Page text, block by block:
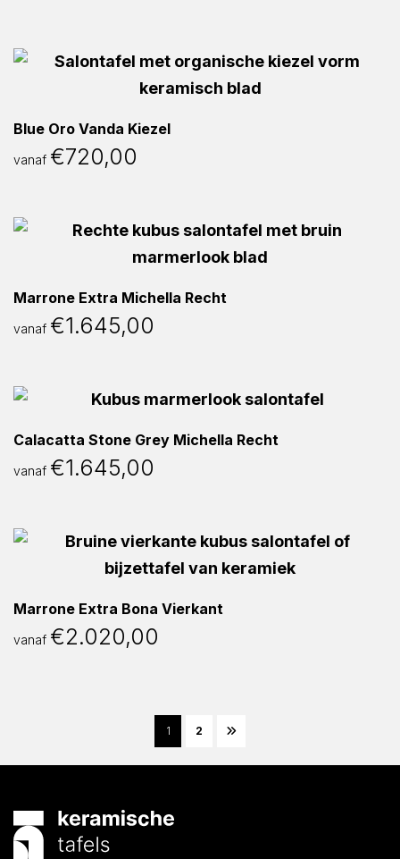
Blue Oro Vanda Kiezel
vanaf €720,00
Marrone Extra Michella Recht
vanaf €1.645,00
Calacatta Stone Grey Michella Recht
vanaf €1.645,00
Marrone Extra Bona Vierkant
vanaf €2.020,00
1 2